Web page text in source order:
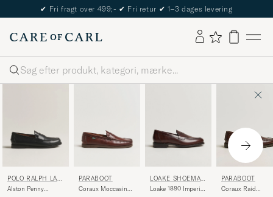
✔ Fri fragt over 499;- ✔ Fri retur ✔ 1–3 dages levering
Søg
POLO RALPH LAU
REN
Alston Penny
PARABOOT
Coraux Moccasin
LOAKE SHOEMAK
ERS
Loake 1880 Imperial
PARABOOT
Coraux Raid